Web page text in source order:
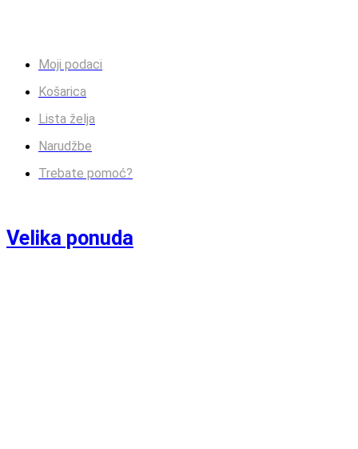
Moji podaci
Košarica
Lista želja
Narudžbe
Trebate pomoć?
Velika ponuda